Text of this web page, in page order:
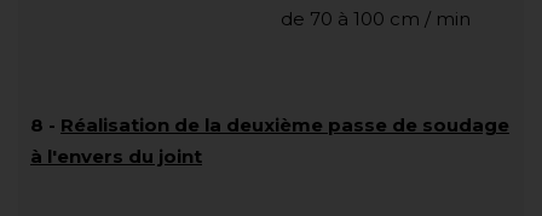
de 70 à 100 cm / min
8 - Réalisation de la deuxième passe de soudage
à l'envers du joint